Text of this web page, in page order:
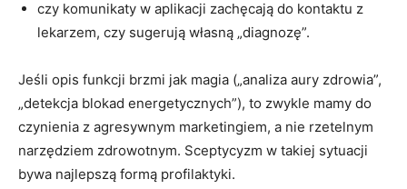
czy komunikaty w aplikacji zachęcają do kontaktu z
lekarzem, czy sugerują własną „diagnozę”.
Jeśli opis funkcji brzmi jak magia („analiza aury zdrowia”,
„detekcja blokad energetycznych”), to zwykle mamy do
czynienia z agresywnym marketingiem, a nie rzetelnym
narzędziem zdrowotnym. Sceptycyzm w takiej sytuacji
bywa najlepszą formą profilaktyki.